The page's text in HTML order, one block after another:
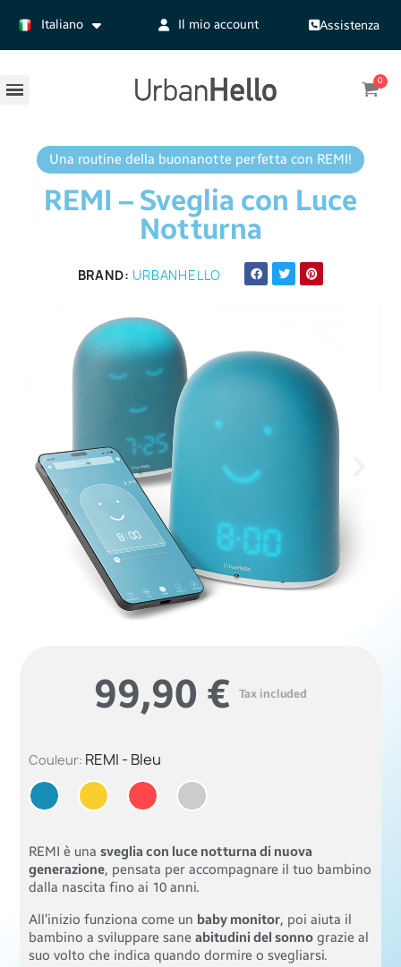
Italiano Il mio account Assistenza
Una routine della buonanotte perfetta con REMI!
REMI – Sveglia con Luce
Notturna
BRAND URBANHELLO
99,90 € Tax included
Couleur REMI - Bleu
REMI è unasveglia con luce notturna di nuova
generazione, pensata per accompagnare il tuo bambino
dalla nascita fino ai 10 anni.
All’inizio funziona come un baby monitor, poi aiuta il
bambino a sviluppare saneabitudini del sonno grazie al
suo volto che indica quando dormire o svegliarsi.